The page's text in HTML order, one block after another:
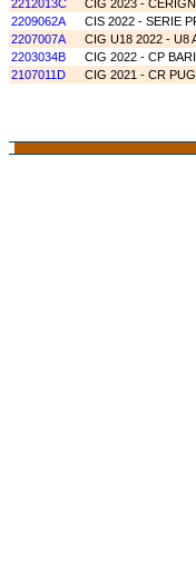
2212013C
CIG 2023 -
2209062A
CIS 2022 - SERIE
2207007A
CIG U18 2022 - U8
2203034B
CIG 2022 - CP
2107011D
CIG 2021 - CR